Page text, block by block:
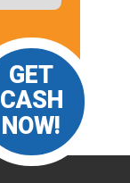
GET
CASH
NOW!